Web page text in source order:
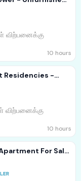
விற்பனைக்கு
10 hours
Residencies -
Sale A54513
விற்பனைக்கு
10 hours
For Sale